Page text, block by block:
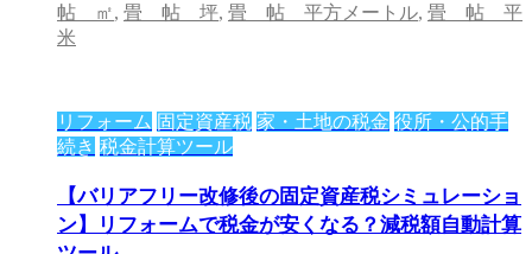
帖 ㎡, 畳 帖 坪, 畳 帖 平方メートル, 畳 帖 平
米
リフォーム 固定資産税 家・土地の税金 役所・公的手
続き 税金計算ツール
【バリアフリー改修後の固定資産税シミュレーショ
ン】リフォームで税金が安くなる？減税額自動計算